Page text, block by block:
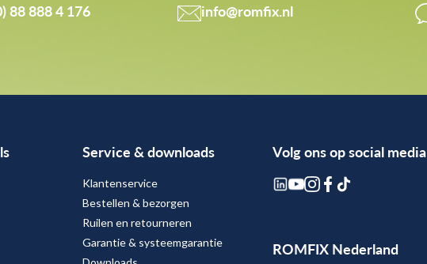
88 888 4 176 info@romfix.nl
Service & downloads
Klantenservice
Bestellen & bezorgen
Ruilen en retourneren
Garantie & systeemgarantie
Volg ons op social media
ROMFIX Nederland